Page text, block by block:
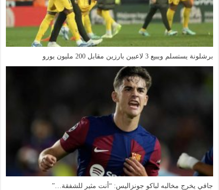
برشلونة يستسلم ويبيع 3 لاعبين بارزين مقابل 200 مليون يورو
جافي يخرج مخالبه لباكو جونزاليس: “أنت مثير للشفقة…”